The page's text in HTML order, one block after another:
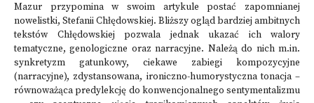
Mazur przypomina w swoim artykule postać zapomnianej
nowelistki, Stefanii Chłędowskiej. Bliższy ogląd bardziej ambitnych
tekstów Chłędowskiej pozwala jednak ukazać ich walory
tematyczne, genologiczne oraz narracyjne. Należą do nich m.in.
synkretyzm gatunkowy, ciekawe zabiegi kompozycyjne
(narracyjne), zdystansowana, ironiczno-humorystyczna tonacja –
równoważąca predylekcję do konwencjonalnego sentymentalizmu